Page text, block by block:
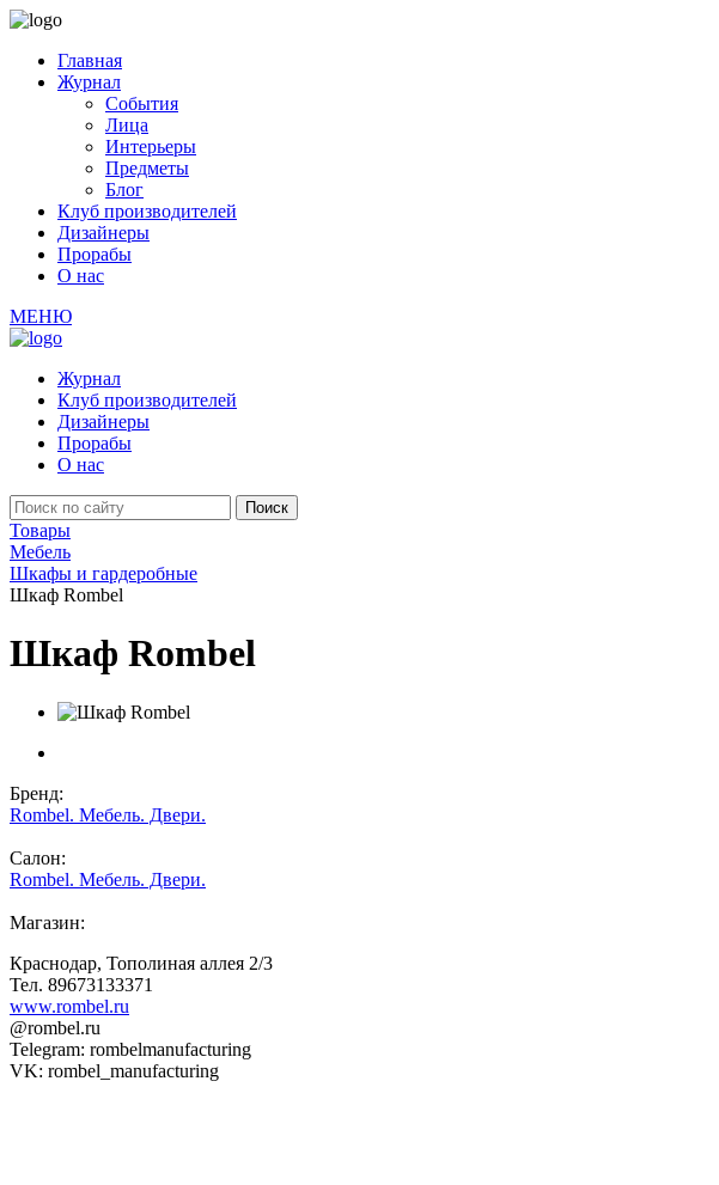
Главная
Журнал
События
Лица
Интерьеры
Предметы
Блог
Клуб производителей
Дизайнеры
Прорабы
О нас
МЕНЮ
Журнал
Клуб производителей
Дизайнеры
Прорабы
О нас
Товары
Мебель
Шкафы и гардеробные
Шкаф Rombel
Шкаф Rombel
Бренд:
Rombel. Mебель. Двери.
Салон:
Rombel. Mебель. Двери.
Магазин:
Краснодар, Тополиная аллея 2/3
Тел. 89673133371
www.rombel.ru
@rombel.ru
Telegram: rombelmanufacturing
VK: rombel_manufacturing